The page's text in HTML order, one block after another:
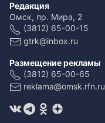
Редакция
Омск, пр. Мира, 2
(3812) 65-00-15
gtrk@inbox.ru
Размещение рекламы
(3812) 65-00-65
reklama@omsk.rfn.ru